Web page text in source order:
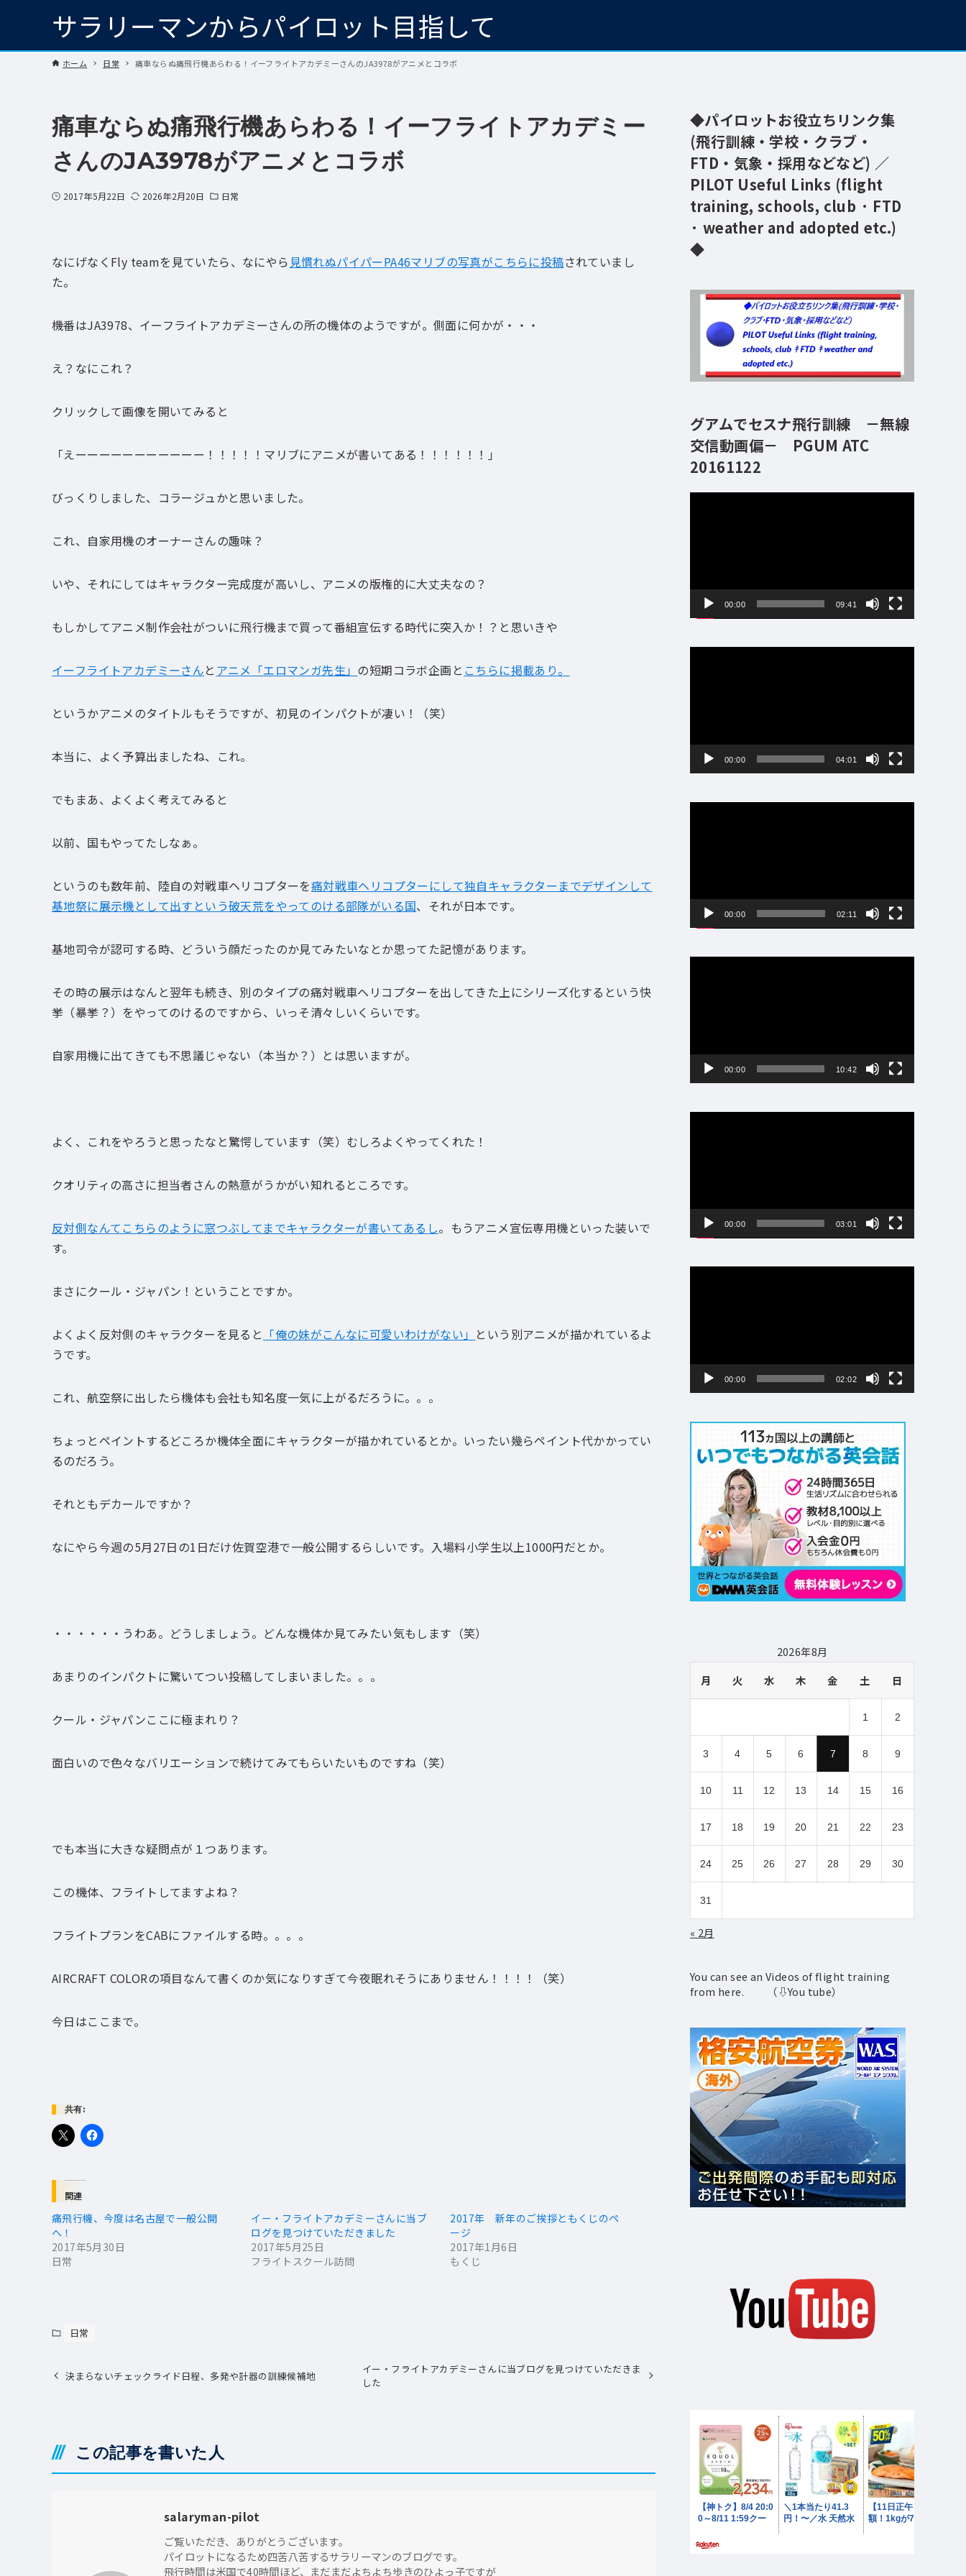
サラリーマンからパイロット目指して
ホーム 日常 痛車ならぬ痛飛行機あらわる！イーフライトアカデミーさんのJA3978がアニメとコラボ
痛車ならぬ痛飛行機あらわる！イーフライトアカデミー
さんのJA3978がアニメとコラボ
2017年5月22日 2026年2月20日 日常
なにげなくFly teamを見ていたら、なにやら見慣れぬパイパーPA46マリブの写真がこちらに投稿されていまし
た。
機番はJA3978、イーフライトアカデミーさんの所の機体のようですが。側面に何かが・・・
え？なにこれ？
クリックして画像を開いてみると
「えーーーーーーーーーーー！！！！！マリブにアニメが書いてある！！！！！！」
びっくりしました、コラージュかと思いました。
これ、自家用機のオーナーさんの趣味？
いや、それにしてはキャラクター完成度が高いし、アニメの版権的に大丈夫なの？
もしかしてアニメ制作会社がついに飛行機まで買って番組宣伝する時代に突入か！？と思いきや
イーフライトアカデミーさんと アニメ「エロマンガ先生」 の短期コラボ企画と こちらに掲載あり。
というかアニメのタイトルもそうですが、初見のインパクトが凄い！（笑）
本当に、よく予算出ましたね、これ。
でもまあ、よくよく考えてみると
以前、国もやってたしなぁ。
というのも数年前、陸自の対戦車ヘリコプターを痛対戦車ヘリコプターにして独自キャラクターまでデザインして
基地祭に展示機として出すという破天荒をやってのける部隊がいる国、それが日本です。
基地司令が認可する時、どういう顔だったのか見てみたいなとか思ってた記憶があります。
その時の展示はなんと翌年も続き、別のタイプの痛対戦車ヘリコプターを出してきた上にシリーズ化するという快
挙（暴挙？）をやってのけるのですから、いっそ清々しいくらいです。
自家用機に出てきても不思議じゃない（本当か？）とは思いますが。
よく、これをやろうと思ったなと驚愕しています（笑）むしろよくやってくれた！
クオリティの高さに担当者さんの熱意がうかがい知れるところです。
反対側なんてこちらのように窓つぶしてまでキャラクターが書いてあるし。もうアニメ宣伝専用機といった装いで
す。
まさにクール・ジャパン！ということですか。
よくよく反対側のキャラクターを見ると 「俺の妹がこんなに可愛いわけがない」 という別アニメが描かれているよ
うです。
これ、航空祭に出したら機体も会社も知名度一気に上がるだろうに。。。
ちょっとペイントするどころか機体全面にキャラクターが描かれているとか。いったい幾らペイント代かかってい
るのだろう。
それともデカールですか？
なにやら今週の5月27日の1日だけ佐賀空港で一般公開するらしいです。入場料小学生以上1000円だとか。
・・・・・・うわあ。どうしましょう。どんな機体か見てみたい気もします（笑）
あまりのインパクトに驚いてつい投稿してしまいました。。。
クール・ジャパンここに極まれり？
面白いので色々なバリエーションで続けてみてもらいたいものですね（笑）
でも本当に大きな疑問点が１つあります。
この機体、フライトしてますよね？
フライトプランをCABにファイルする時。。。。
AIRCRAFT COLORの項目なんて書くのか気になりすぎて今夜眠れそうにありません！！！！（笑）
今日はここまで。
共有:
関連
痛飛行機、今度は名古屋で一般公開
へ！
2017年5月30日
日常
イー・フライトアカデミーさんに当ブ
ログを見つけていただきました
2017年5月25日
フライトスクール訪問
2017年 新年のご挨拶ともくじのペ
ージ
2017年1月6日
もくじ
日常
決まらないチェックライド日程、多発や計器の訓練候補地
イー・フライトアカデミーさんに当ブログを見つけていただきま
した
この記事を書いた人
salaryman-pilot
ご覧いただき、ありがとうございます。
パイロットになるため四苦八苦するサラリーマンのブログです。
飛行時間は米国で40時間ほど、まだまだよちよち歩きのひよっ子ですが
◆パイロットお役立ちリンク集
(飛行訓練・学校・クラブ・
FTD・気象・採用などなど) ／
PILOT Useful Links (flight
training, schools, club · FTD
· weather and adopted etc.)
◆
グアムでセスナ飛行訓練 －無線
交信動画偏－ PGUM ATC
20161122
ー
00:00 09:41
ー
00:00 04:01
ー
00:00 02:11
ー
00:00 10:42
ー
00:00 03:01
ー
00:00 02:02
2026年8月
月
火 水 木 金 土 日
1 2
3 4 5 6 7 8 9
10 11 12 13 14 15 16
17 18 19 20 21 22 23
24 25 26 27 28 29 30
31
« 2月
You can see an Videos of flight training
from here. （⇩You tube）